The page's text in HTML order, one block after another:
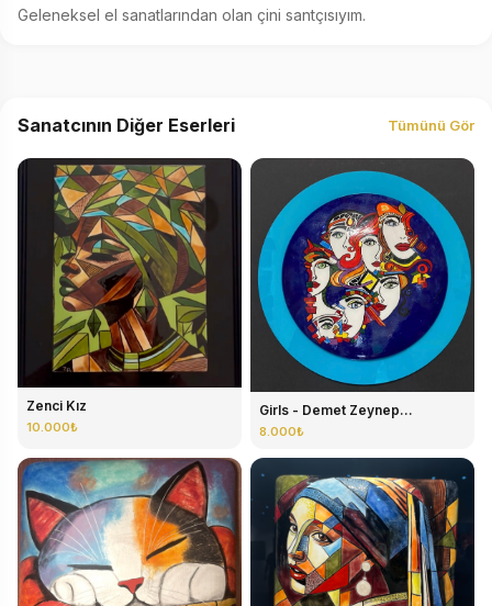
Geleneksel el sanatlarından olan çini santçısıyım.
Sanatcının Diğer Eserleri Tümünü Gör
Zenci Kız
10.000₺
Girls - Demet Zeynep...
8.000₺